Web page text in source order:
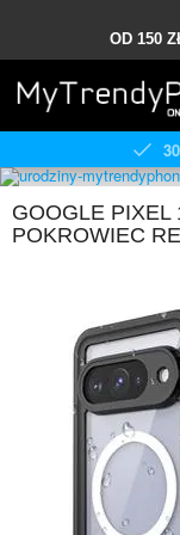
OD 150
GOOGLE PIXEL
POKROWIEC